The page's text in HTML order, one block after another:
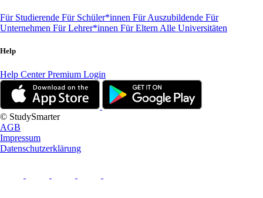
Für Studierende Für Schüler*innen Für Auszubildende Für
Unternehmen Für Lehrer*innen Für Eltern Alle Universitäten
Help
Help CenterPremium Login
© StudySmarter
AGB
Impressum
Datenschutzerklärung